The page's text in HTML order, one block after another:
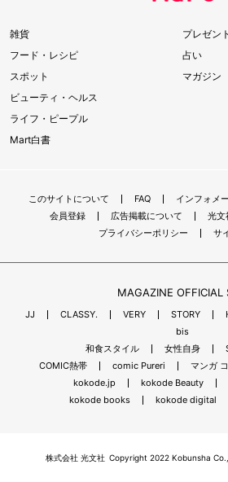
雑貨
フード・レシピ
スポット
ビューティ・ヘルス
ライフ・ピープル
Mart白書
プレゼン
占い
マガジン
このサイトについて FAQ インフォメ
会員登録
広告掲載について
光文
プライバシーポリシー
サ
MAGAZINE OFFICIAL
JJ CLASSY. VERY STORY
bis
和食スタイル
女性自身
COMIC熱帯
comic Pureri マンガ
kokode.jp
kokode Beauty
kokode books
kokode digital
株式会社 光文社 Copyright 2022 Kobunsha